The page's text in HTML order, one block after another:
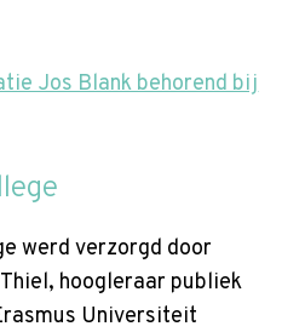
Jos Blank behorend bij
werd verzorgd door
hoogleraar publiek
Universiteit